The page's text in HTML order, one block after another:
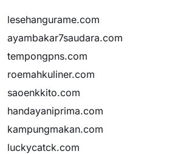
lesehangurame.com
ayambakar7saudara.com
tempongpns.com
roemahkuliner.com
saoenkkito.com
handayaniprima.com
kampungmakan.com
luckycatck.com